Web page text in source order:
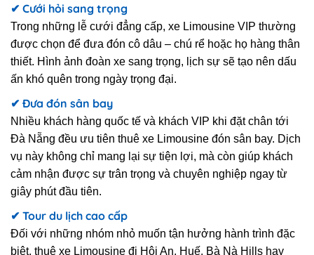
✔ Cưới hỏi sang trọng
Trong những lễ cưới đẳng cấp, xe Limousine VIP thường
được chọn để đưa đón cô dâu – chú rể hoặc họ hàng thân
thiết. Hình ảnh đoàn xe sang trọng, lịch sự sẽ tạo nên dấu
ấn khó quên trong ngày trọng đại.
✔ Đưa đón sân bay
Nhiều khách hàng quốc tế và khách VIP khi đặt chân tới
Đà Nẵng đều ưu tiên thuê xe Limousine đón sân bay. Dịch
vụ này không chỉ mang lại sự tiện lợi, mà còn giúp khách
cảm nhận được sự trân trọng và chuyên nghiệp ngay từ
giây phút đầu tiên.
✔ Tour du lịch cao cấp
Đối với những nhóm nhỏ muốn tận hưởng hành trình đặc
biệt, thuê xe Limousine đi Hội An, Huế, Bà Nà Hills hay